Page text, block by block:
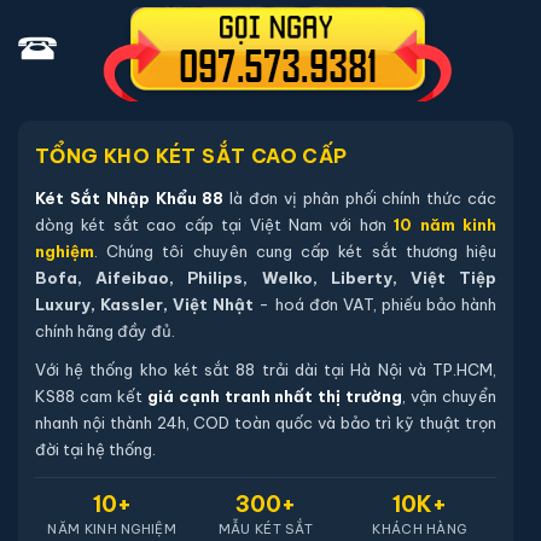
02 chìa khoá cơ chính hãng (chìa thép tôi cao cấp).
04 viên pin Alkaline AA mới chính hãng (đã lắp sẵn, dự
phòng tối thiểu 12 tháng).
Phiếu bảo hành chính hãng (kích hoạt online qua mã sản
Hướng dẫn mua Két sắt việt tiệp BO56BF
Pro màu trắng
Mua hàng tại két sắt nhập khẩu 88 bạn có thể
chon lựa những cách sau:
Cách 1
: Bạn chọn sản phẩm và ấn vào mua hàng hệ
thống sẽ chuyển đến trang checkout. Ở trang check
những thông tin đã chính xác bạn tiếp tục ấn thanh
TỔNG KHO KÉT SẮT CAO CẤP
Két Sắt Nhập Khẩu 88 là đơn vị phân phối chính thức các
dòng két sắt cao cấp tại Việt Nam với hơn10 năm kinh
nghiệm . Chúng tôi chuyên cung cấp két sắt thương hiệu
Bofa, Aifeibao, Philips, Welko, Liberty, Việt Tiệp
Luxury, Kassler, Việt Nhật - hoá đơn VAT, phiếu bảo hành
chính hãng đầy đủ.
Với hệ thống kho két sắt 88 trải dài tại Hà Nội và TP.HCM,
KS88 cam kết giá cạnh tranh nhất thị trường , vận chuyển
nhanh nội thành 24h, COD toàn quốc và bảo trì kỹ thuật trọn
đời tại hệ thống.
10+
NĂM KINH NGHIỆM
300+
MẪU KÉT SẮT
10K+
KHÁCH HÀNG